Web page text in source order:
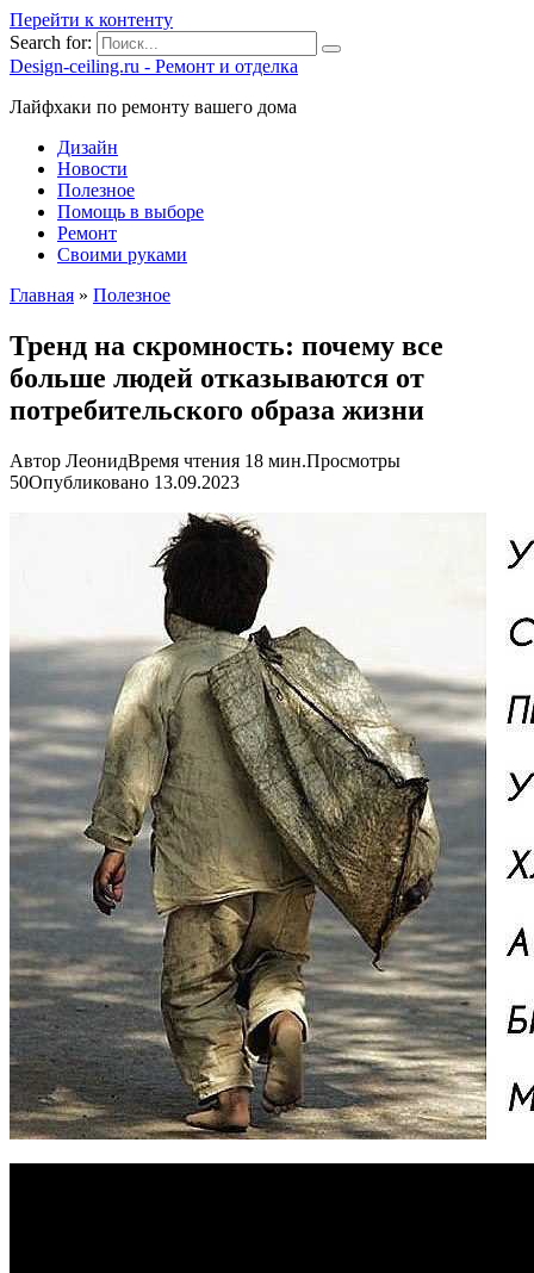
Перейти к контенту
Search for:
Design-ceiling.ru - Ремонт и отделка
Лайфхаки по ремонту вашего дома
Дизайн
Новости
Полезное
Помощь в выборе
Ремонт
Своими руками
Главная » Полезное
Тренд на скромность: почему все
больше людей отказываются от
потребительского образа жизни
Автор ЛеонидВремя чтения 18 мин.Просмотры
50Опубликовано 13.09.2023